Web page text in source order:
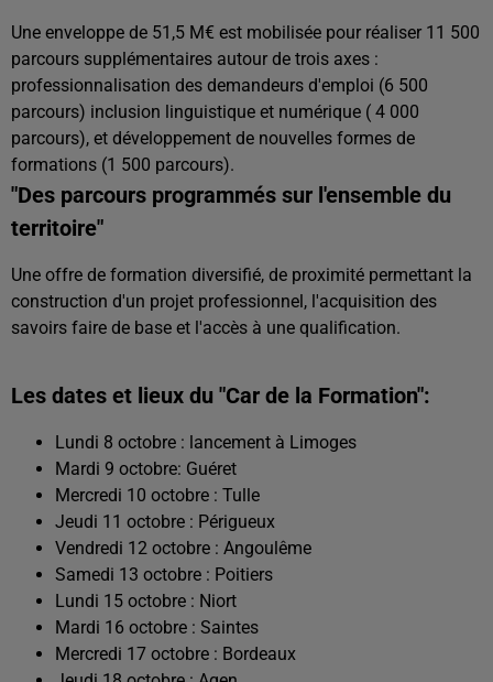
Une enveloppe de 51,5 M€ est mobilisée pour réaliser 11 500
parcours supplémentaires autour de trois axes :
professionnalisation des demandeurs d'emploi (6 500
parcours) inclusion linguistique et numérique ( 4 000
parcours), et développement de nouvelles formes de
formations (1 500 parcours).
"Des parcours programmés sur l'ensemble du
territoire"
Une offre de formation diversifié, de proximité permettant la
construction d'un projet professionnel, l'acquisition des
savoirs faire de base et l'accès à une qualification.
Les dates et lieux du "Car de la Formation":
Lundi 8 octobre : lancement à Limoges
Mardi 9 octobre: Guéret
Mercredi 10 octobre : Tulle
Jeudi 11 octobre : Périgueux
Vendredi 12 octobre : Angoulême
Samedi 13 octobre : Poitiers
Lundi 15 octobre : Niort
Mardi 16 octobre : Saintes
Mercredi 17 octobre : Bordeaux